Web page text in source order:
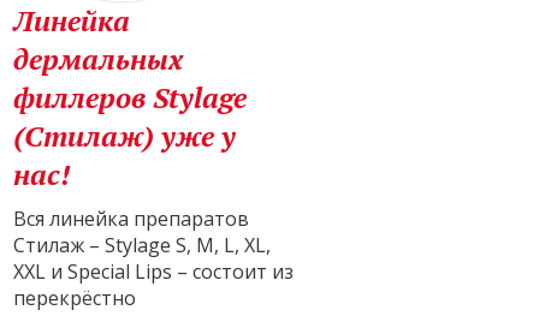
Линейка
дермальных
филлеров Stylage
(Стилаж) уже у
нас!
Вся линейка препаратов
Стилаж – Stylage S, M, L, XL,
XXL и Special Lips – состоит из
перекрёстно